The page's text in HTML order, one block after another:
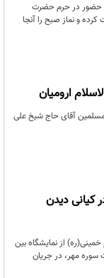
امروز (شنبه ۱۹ اسفندماه) با حضور در حرم حضرت
و نماز صبح را آنجا
ارومیان
آقای حاج شیخ علی
کیانی دیدن
از نمایشگاه بین
سوره مهر، در جریان